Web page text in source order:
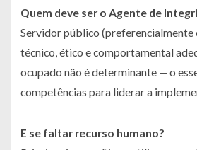
Quem deve ser o Agente de
Servidor público
técnico, ético e comportamental
ocupado não é determinante — o
competências para liderar a
E se faltar recurso humano?